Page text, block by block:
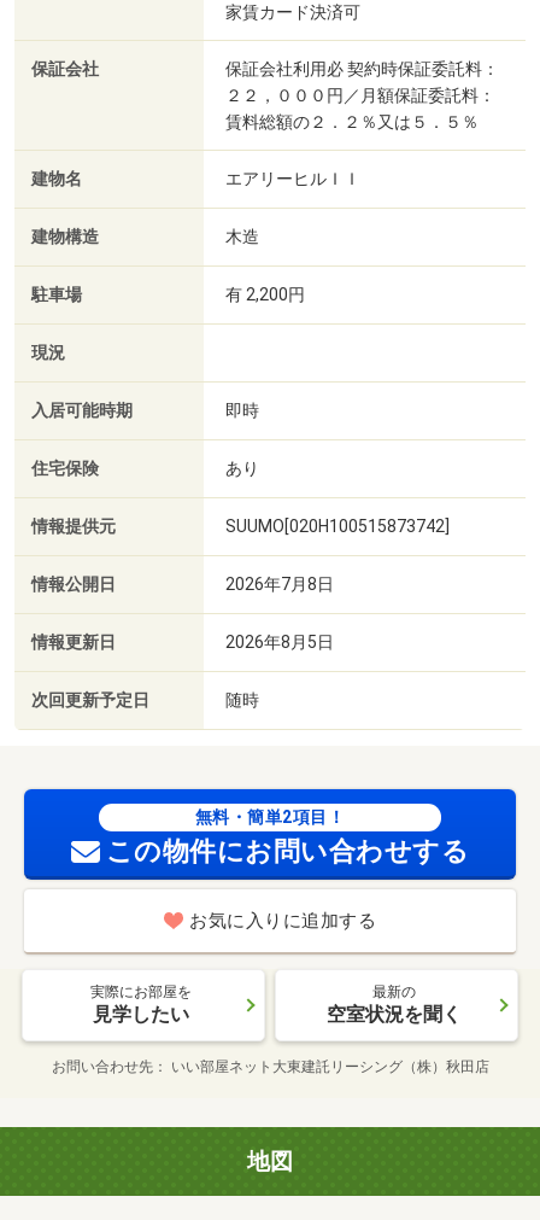
家賃カード決済可
保証会社
保証会社利用必 契約時保証委託料：
２２，０００円／月額保証委託料：
賃料総額の２．２％又は５．５％
建物名 エアリーヒルＩＩ
建物構造 木造
駐車場 有 2,200円
現況
入居可能時期 即時
住宅保険 あり
情報提供元 SUUMO[020H100515873742]
情報公開日 2026年7月8日
情報更新日 2026年8月5日
次回更新予定日 随時
無料・簡単2項目！
この物件にお問い合わせする
お気に入りに追加する
実際にお部屋を
見学したい
最新の
空室状況を聞く
お問い合わせ先 いい部屋ネット大東建託リーシング（株）秋田店
地図